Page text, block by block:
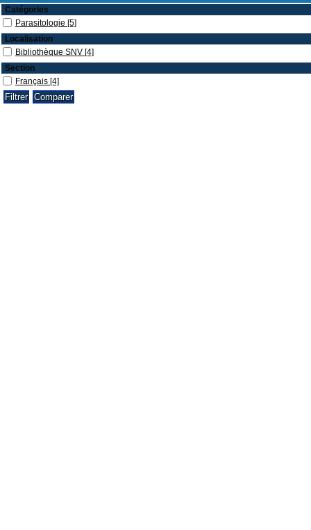
Catégories
Parasitologie [5]
Localisation
Bibliothèque SNV [4]
Section
Français [4]